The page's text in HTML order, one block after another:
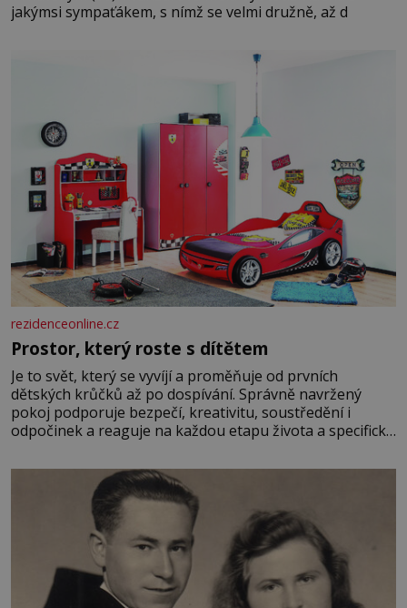
jakýmsi sympaťákem, s nímž se velmi družně, až d
rezidenceonline.cz
Prostor, který roste s dítětem
Je to svět, který se vyvíjí a proměňuje od prvních
dětských krůčků až po dospívání. Správně navržený
pokoj podporuje bezpečí, kreativitu, soustředění i
odpočinek a reaguje na každou etapu života a specifické
měkkost a bezpečí, proto by pokoj miminka měl působit
především klidně a útulně. Předškolní věk je